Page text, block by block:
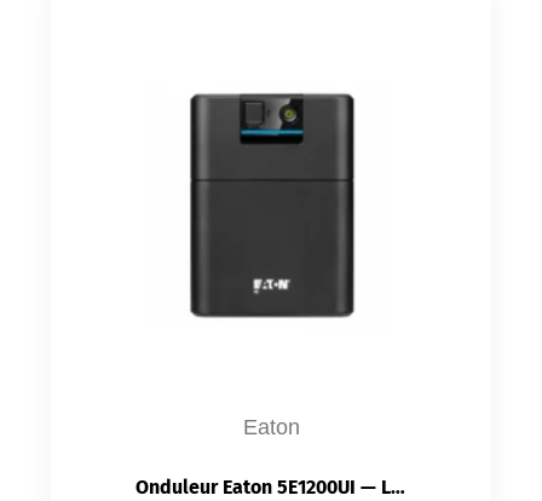
Eaton
Onduleur Eaton 5E1200UI — Line-Interactive 1 200 VA / 660 W | USB HID | AVR | 4 Prises IEC C13